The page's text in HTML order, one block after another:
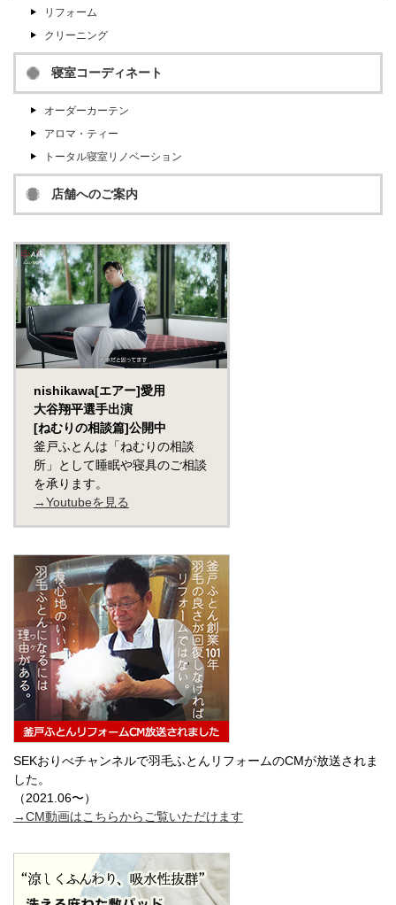
リフォーム
クリーニング
寝室コーディネート
オーダーカーテン
アロマ・ティー
トータル寝室リノベーション
店舗へのご案内
nishikawa[エアー]愛用
大谷翔平選手出演
[ねむりの相談篇]公開中
釜戸ふとんは「ねむりの相談
所」として睡眠や寝具のご相談
を承ります。
→Youtubeを見る
SEKおりべチャンネルで羽毛ふとんリフォームのCMが放送されま
した。
（2021.06〜）
→CM動画はこちらから ご覧いただけます